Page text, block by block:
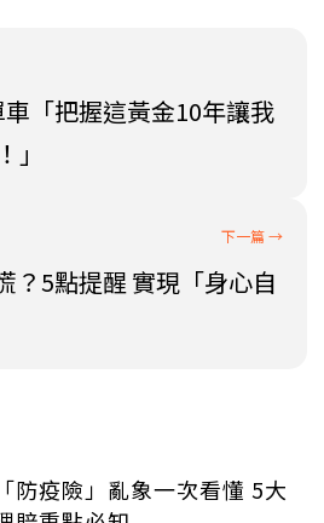
「把握這黃金10年讓我
？5點提醒 實現「身心自
「防疫險」亂象一次看懂 5大